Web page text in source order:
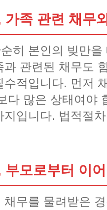
가족 관련 채무
히 본인의 빚만
과 관련된 채무도
수적입니다. 먼저
다 많은 상태여야
입니다. 법적절
부모로부터 이
무를 물려받은